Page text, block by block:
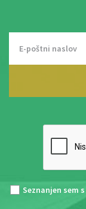
Seznanjen sem s